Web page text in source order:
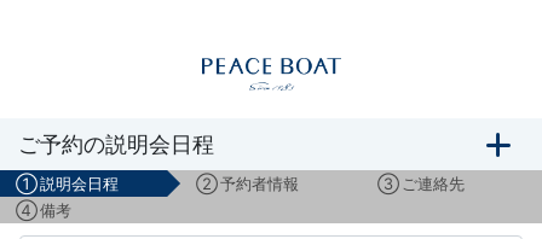
船旅説明会のご予約
ご予約の説明会日程
①説明会日程 ②予約者情報 ③ ご連絡先
④備考